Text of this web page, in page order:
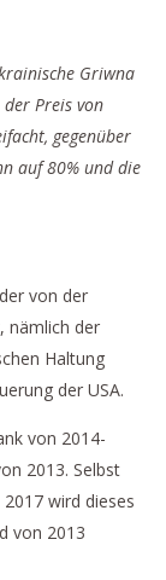
Griwna
Preis von
gegenüber
auf 80% und die
von der
nämlich der
Haltung
der USA.
von 2014-
2013. Selbst
wird dieses
von 2013